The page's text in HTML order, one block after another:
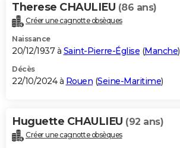
Therese CHAULIEU (86 ans)
Créer une cagnotte obsèques
Naissance
20/12/1937 à Saint-Pierre-Église (Manche)
Décès
22/10/2024 à Rouen (Seine-Maritime)
Huguette CHAULIEU (92 ans)
Créer une cagnotte obsèques